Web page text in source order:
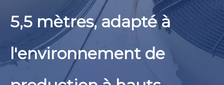
5,5 mètres, adapté à
l'environnement de